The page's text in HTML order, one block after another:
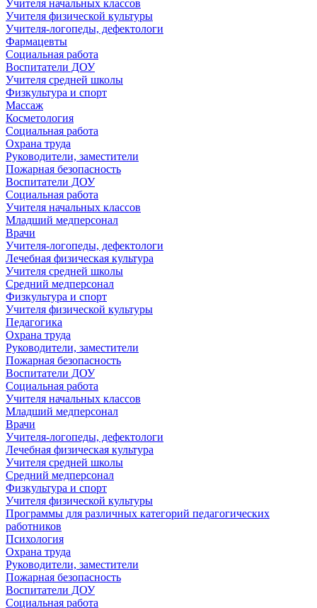
Учителя начальных классов
Учителя физической культуры
Учителя-логопеды, дефектологи
Фармацевты
Социальная работа
Воспитатели ДОУ
Учителя средней школы
Физкультура и спорт
Массаж
Косметология
Социальная работа
Охрана труда
Руководители, заместители
Пожарная безопасность
Воспитатели ДОУ
Социальная работа
Учителя начальных классов
Младший медперсонал
Врачи
Учителя-логопеды, дефектологи
Лечебная физическая культура
Учителя средней школы
Средний медперсонал
Физкультура и спорт
Учителя физической культуры
Педагогика
Охрана труда
Руководители, заместители
Пожарная безопасность
Воспитатели ДОУ
Социальная работа
Учителя начальных классов
Младший медперсонал
Врачи
Учителя-логопеды, дефектологи
Лечебная физическая культура
Учителя средней школы
Средний медперсонал
Физкультура и спорт
Учителя физической культуры
Программы для различных категорий педагогических
работников
Психология
Охрана труда
Руководители, заместители
Пожарная безопасность
Воспитатели ДОУ
Социальная работа